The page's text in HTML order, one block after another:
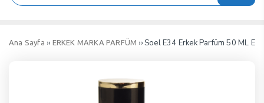
Ana Sayfa ›› ERKEK MARKA PARFÜM ›› Soel E34 Erkek Parfüm 50 ML